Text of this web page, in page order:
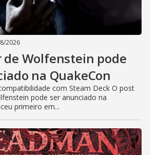
2026
de Wolfenstein pode
na QuakeCon
com Steam Deck O post
pode ser anunciado na
primeiro em...